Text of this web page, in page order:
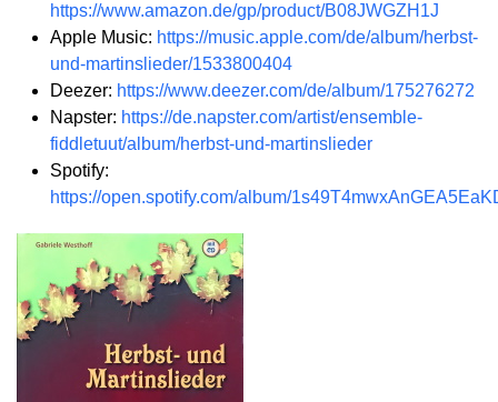
https://www.amazon.de/gp/product/B08JWGZH1J
Apple Music: https://music.apple.com/de/album/herbst-
und-martinslieder/1533800404
Deezer: https://www.deezer.com/de/album/175276272
Napster: https://de.napster.com/artist/ensemble-
fiddletuut/album/herbst-und-martinslieder
Spotify:
https://open.spotify.com/album/